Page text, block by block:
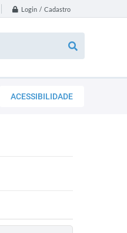
Login / Cadastro
ACESSIBILIDADE